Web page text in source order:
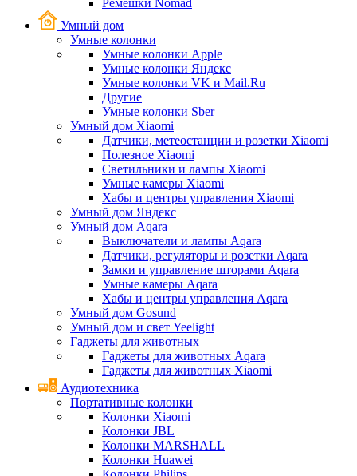
Ремешки Nomad
Умный дом
Умные колонки
Умные колонки Apple
Умные колонки Яндекс
Умные колонки VK и Mail.Ru
Другие
Умные колонки Sber
Умный дом Xiaomi
Датчики, метеостанции и розетки Xiaomi
Полезное Xiaomi
Светильники и лампы Xiaomi
Умные камеры Xiaomi
Хабы и центры управления Xiaomi
Умный дом Яндекс
Умный дом Aqara
Выключатели и лампы Aqara
Датчики, регуляторы и розетки Aqara
Замки и управление шторами Aqara
Умные камеры Aqara
Хабы и центры управления Aqara
Умный дом Gosund
Умный дом и свет Yeelight
Гаджеты для животных
Гаджеты для животных Aqara
Гаджеты для животных Xiaomi
Аудиотехника
Портативные колонки
Колонки Xiaomi
Колонки JBL
Колонки MARSHALL
Колонки Huawei